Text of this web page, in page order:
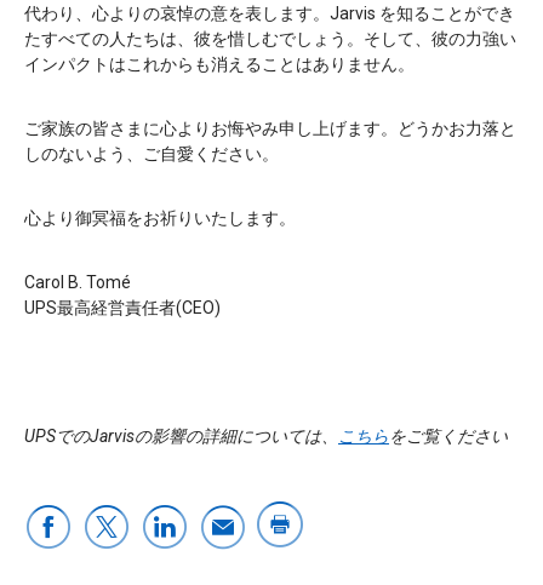
代わり、心よりの哀悼の意を表します。Jarvis を知ることができ
たすべての人たちは、彼を惜しむでしょう。そして、彼の力強い
インパクトはこれからも消えることはありません。
ご家族の皆さまに心よりお悔やみ申し上げます。どうかお力落と
しのないよう、ご自愛ください。
心より御冥福をお祈りいたします。
Carol B. Tomé
UPS最高経営責任者(CEO)
UPSでのJarvisの影響の詳細については、 こちらをご覧ください